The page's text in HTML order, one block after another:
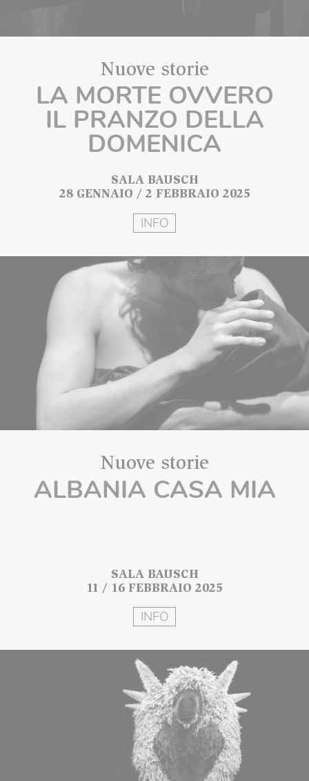
Nuove storie
LA MORTE OVVERO
IL PRANZO DELLA
DOMENICA
SALA BAUSCH
28 GENNAIO / 2 FEBBRAIO 2025
INFO
Nuove storie
ALBANIA CASA MIA
SALA BAUSCH
11 / 16 FEBBRAIO 2025
INFO